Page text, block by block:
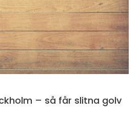
– så får slitna golv